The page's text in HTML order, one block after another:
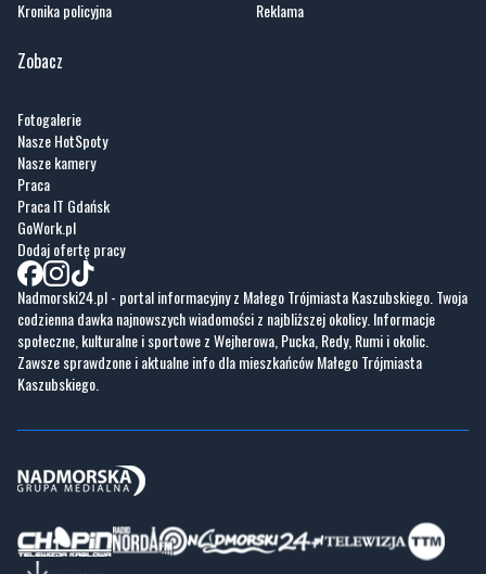
Nasze HotSpoty
Praca IT Gdańsk
GoWork.pl
Dodaj ofertę pracy
Nadmorski24.pl - portal informacyjny z Małego Trójmiasta Kaszubskiego. Twoja
codzienna dawka najnowszych wiadomości z najbliższej okolicy. Informacje
społeczne, kulturalne i sportowe z Wejherowa, Pucka, Redy, Rumi i okolic.
Zawsze sprawdzone i aktualne info dla mieszkańców Małego Trójmiasta
Kaszubskiego.
Copyrights © Nadmorski24.pl 2026 r.
Projekt i wykonaniePixlab.pl